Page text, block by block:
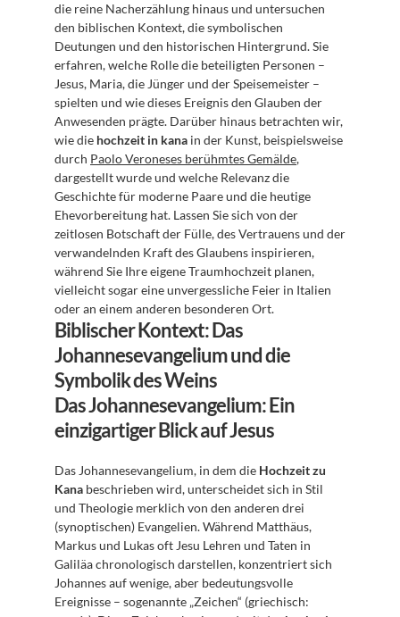
die reine Nacherzählung hinaus und untersuchen
den biblischen Kontext, die symbolischen
Deutungen und den historischen Hintergrund. Sie
erfahren, welche Rolle die beteiligten Personen –
Jesus, Maria, die Jünger und der Speisemeister –
spielten und wie dieses Ereignis den Glauben der
Anwesenden prägte. Darüber hinaus betrachten wir,
wie die hochzeit in kana in der Kunst, beispielsweise
durch Paolo Veroneses berühmtes Gemälde,
dargestellt wurde und welche Relevanz die
Geschichte für moderne Paare und die heutige
Ehevorbereitung hat. Lassen Sie sich von der
zeitlosen Botschaft der Fülle, des Vertrauens und der
verwandelnden Kraft des Glaubens inspirieren,
während Sie Ihre eigene Traumhochzeit planen,
vielleicht sogar eine unvergessliche Feier in Italien
oder an einem anderen besonderen Ort.
Biblischer Kontext: Das
Johannesevangelium und die
Symbolik des Weins
Das Johannesevangelium: Ein
einzigartiger Blick auf Jesus
Das Johannesevangelium, in dem die Hochzeit zu
Kana beschrieben wird, unterscheidet sich in Stil
und Theologie merklich von den anderen drei
(synoptischen) Evangelien. Während Matthäus,
Markus und Lukas oft Jesu Lehren und Taten in
Galiläa chronologisch darstellen, konzentriert sich
Johannes auf wenige, aber bedeutungsvolle